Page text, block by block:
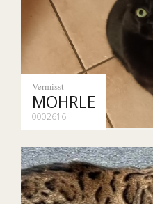
Vermisst
MOHRLE
0002616